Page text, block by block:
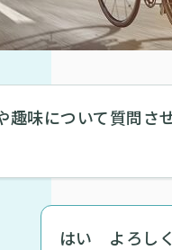
味について質問さ
はい よろし